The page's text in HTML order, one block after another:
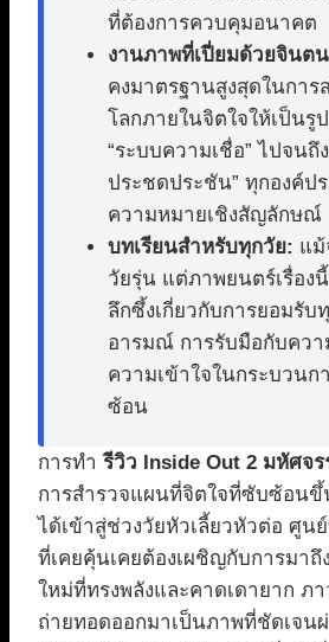
ที่ต้องการควบคุมอนาคต
งานภาพที่เปี่ยมด้วยจินต
คงมาตรฐานสูงสุดในการ
โลกภายในจิตใจให้เป็นรู
“ระบบความเชื่อ” ไปจนถึ
ประชดประชัน” ทุกองค์ป
ความหมายเชิงสัญลักษณ์
บทเรียนสำหรับทุกวัย: แม้
วัยรุ่น แต่ภาพยนตร์เรื่อง
ลึกซึ้งเกี่ยวกับการยอมรับ
อารมณ์ การรับมือกับควา
ความเข้าใจในกระบวนก
ซ้อน
การทำรีวิว Inside Out 2 มหัศจ
การสำรวจแผนที่จิตใจที่ซับซ้อน
ได้เข้าสู่ช่วงวัยหัวเลี้ยวหัวต่อ ศู
ที่เคยคุ้นเคยต้องเผชิญกับการมาถึ
ใหม่ที่ทรงพลังและคาดเดายาก ภา
ถ่ายทอดออกมาเป็นภาพที่ชัดเจน